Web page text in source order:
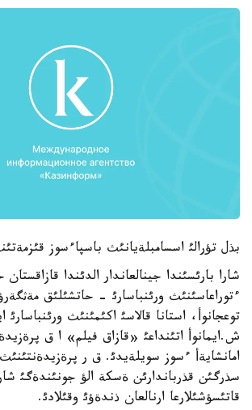
بذل تؤرالئ اسسامبلةيانئث باسپاءسوز
شارا بارئسئندا جينالعاندار الدئندا قازاقستان
ءتوراعاسئنئث ورئنباسارئ - حاتشئلئق
توعجانوأ، استانا قالاسئ اكئمئنئث ورئنباسارئ
ش.ايمانوأ اتئنداعئ «قازاق فيلم» ا ق
امانشايةأ ءسوز سويلةيدئ. ق ر
سذرگئن قذرباندارئن ةسكة الؤ جونئندةگئ
قاتئسؤشئلارعا ارنالعان ذندةؤئ وقئلادئ.